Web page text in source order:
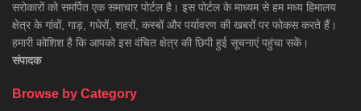
सरोकारों को समर्पित एक समाचार पोर्टल है। इस पोर्टल के माध्यम से हम मध्य हिमालय
क्षेत्र के गांवों, गाड़, गधेरों, शहरों, कस्बों और पर्यावरण की खबरों पर फोकस करते हैं।
हमारी कोशिश है कि आपको इस वंचित क्षेत्र की छिपी हुई सूचनाएं पहुंचा सकें।
संपादक
Browse by Category